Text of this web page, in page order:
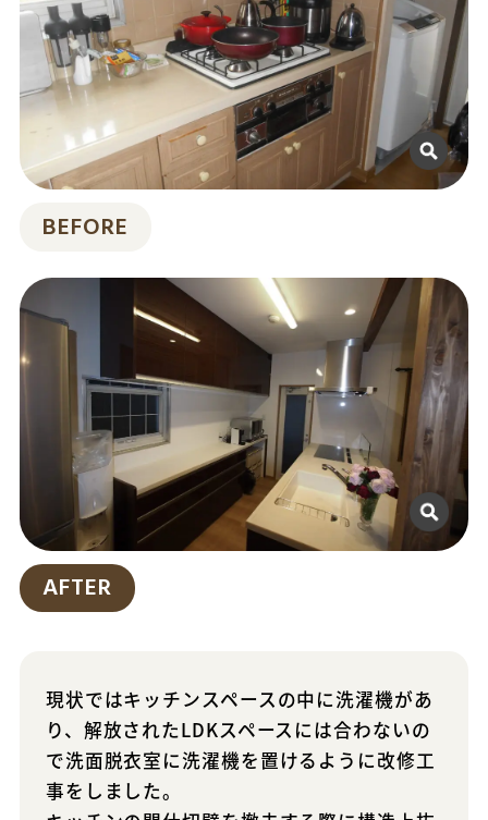
BEFORE
AFTER
現状ではキッチンスペースの中に洗濯機があ
り、解放されたLDKスペースには合わないの
で洗面脱衣室に洗濯機を置けるように改修工
事をしました。